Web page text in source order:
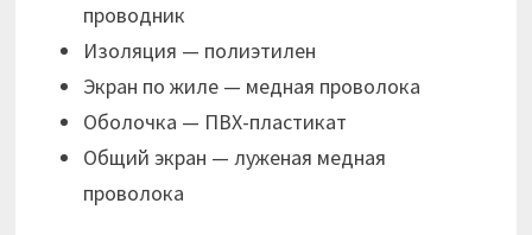
проводник
Изоляция — полиэтилен
Экран по жиле — медная проволока
Оболочка — ПВХ-пластикат
Общий экран — луженая медная
проволока